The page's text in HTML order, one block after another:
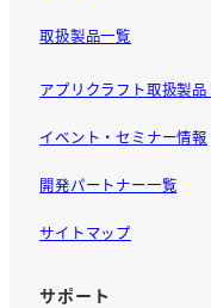
取扱製品一覧
アプリクラフト取扱製
イベント・セミナー情報
開発パートナー一覧
サイトマップ
サポート